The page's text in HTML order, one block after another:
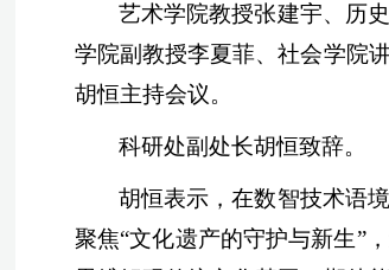
艺术学院教授张建宇、历
学院副教授李夏菲、社会学院
胡恒主持会议。
科研处副处长胡恒致辞。
胡恒表示，在数智技术语
聚焦“文化遗产的守护与新生”